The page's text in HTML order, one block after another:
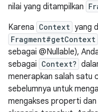
nilai yang ditampilkan
Karena Context yang
Fragment#getContext
sebagai @Nullable),
sebagai Context?
menerapkan salah satu
sebelumnya untuk
mengakses properti